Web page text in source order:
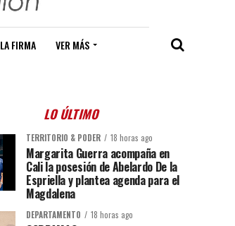
LA FIRMA VER MÁS
LO ÚLTIMO
TERRITORIO & PODER 18 horas ago
Margarita Guerra acompaña en
Cali la posesión de Abelardo De la
Espriella y plantea agenda para el
Magdalena
DEPARTAMENTO 18 horas ago